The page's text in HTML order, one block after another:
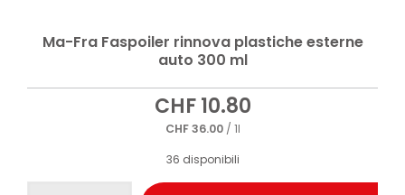
Ma-Fra Faspoiler rinnova plastiche esterne
auto 300 ml
CHF10.80
CHF36.00/ 1l
36 disponibili